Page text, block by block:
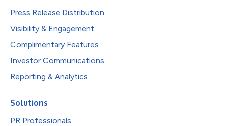
Press Release Distribution
Visibility & Engagement
Complimentary Features
Investor Communications
Reporting & Analytics
Solutions
PR Professionals